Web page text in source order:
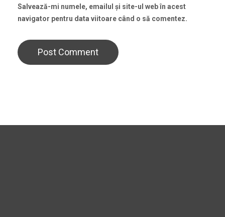
Salvează-mi numele, emailul și site-ul web în acest
navigator pentru data viitoare când o să comentez.